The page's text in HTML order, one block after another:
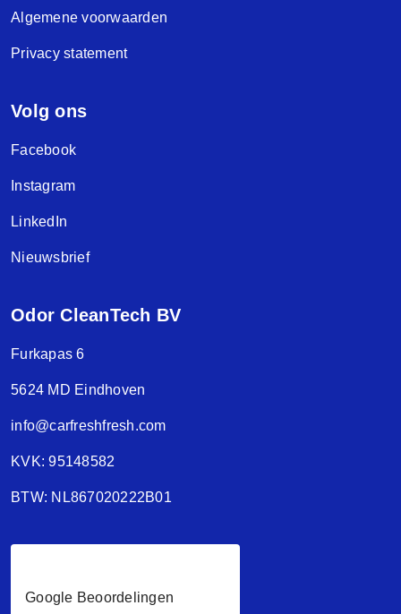
Algemene voorwaarden
Privacy statement
Volg ons
Facebook
Instagram
LinkedIn
Nieuwsbrief
Odor CleanTech BV
Furkapas 6
5624 MD Eindhoven
info@carfreshfresh.com
KVK: 95148582
BTW: NL867020222B01
Google Beoordelingen